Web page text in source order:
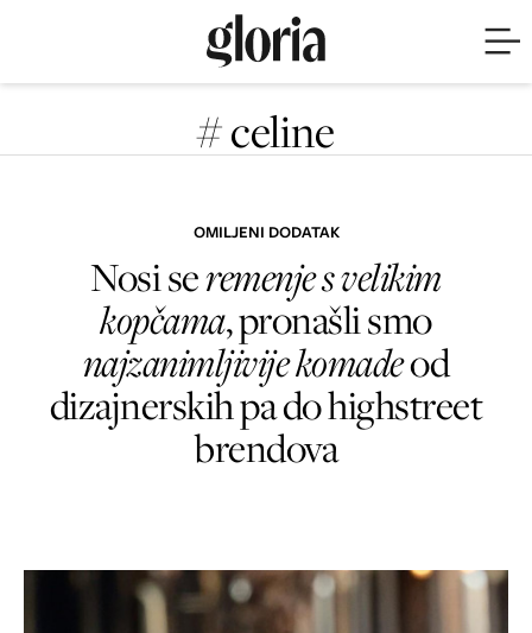
# celine
OMILJENI DODATAK
Nosi seremenje s velikim
kopčama, pronašli smo
najzanimljivije komadeod
dizajnerskih pa do highstreet
brendova